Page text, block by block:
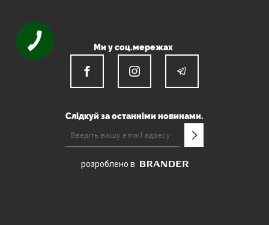
Ми у соц.мережах
Слідкуй за останніми новинами.
розроблено в